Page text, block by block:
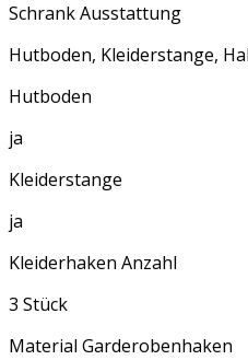
Schrank Ausstattung
Hutboden, Kleiderstange,
Hutboden
ja
Kleiderstange
ja
Kleiderhaken Anzahl
3 Stück
Material Garderobenhaken